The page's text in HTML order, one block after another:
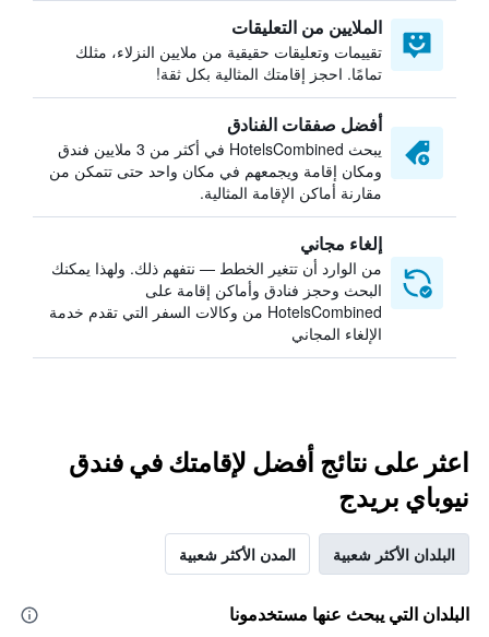
الملايين من التعليقات
تقييمات وتعليقات حقيقية من ملايين النزلاء، مثلك
تمامًا. احجز إقامتك المثالية بكل ثقة!
أفضل صفقات الفنادق
يبحث HotelsCombined في أكثر من 3 ملايين فندق
ومكان إقامة ويجمعهم في مكان واحد حتى تتمكن من
مقارنة أماكن الإقامة المثالية.
إلغاء مجاني
من الوارد أن تتغير الخطط — نتفهم ذلك. ولهذا يمكنك
البحث وحجز فنادق وأماكن إقامة على
HotelsCombined من وكالات السفر التي تقدم خدمة
الإلغاء المجاني
اعثر على نتائج أفضل لإقامتك في فندق
نيوباي بريدج
البلدان الأكثر شعبية المدن الأكثر شعبية
البلدان التي يبحث عنها مستخدمونا